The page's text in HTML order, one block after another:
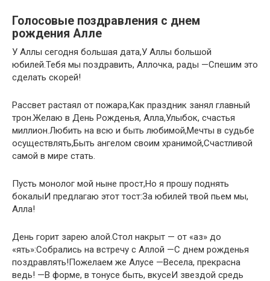
Голосовые поздравления с днем
рождения Алле
У Аллы сегодня большая дата,У Аллы большой
юбилей.Тебя мы поздравить, Аллочка, рады —Спешим это
сделать скорей!
Рассвет растаял от пожара,Как праздник занял главный
трон.Желаю в День Рожденья, Алла,Улыбок, счастья
миллион.Любить на всю и быть любимой,Мечты в судьбе
осуществлять,Быть ангелом своим хранимой,Счастливой
самой в мире стать.
Пусть монолог мой ныне прост,Но я прошу поднять
бокалыИ предлагаю этот тост:За юбилей твой пьем мы,
Алла!
День горит зарею алой.Стол накрыт — от «аз» до
«ять»:Собрались на встречу с Аллой —С днем рожденья
поздравлять!Пожелаем же Алусе —Весела, прекрасна
ведь! —В форме, в тонусе быть, вкусеИ звездой средь